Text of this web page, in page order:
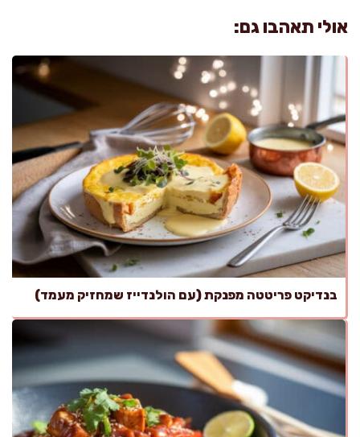
אולי תאהבו גם:
בנדיקט פריטטה מפנקת (עם הולנדייז שמחזיק מעמד)